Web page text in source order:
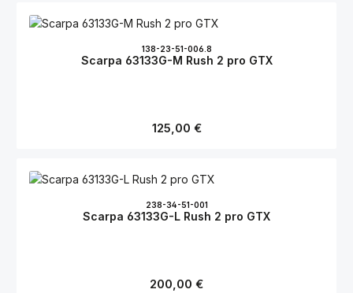
138-23-51-006.8
Scarpa 63133G-M Rush 2 pro GTX
Regulärer Preis:
125,00 €
238-34-51-001
Scarpa 63133G-L Rush 2 pro GTX
Regulärer Preis:
200,00 €